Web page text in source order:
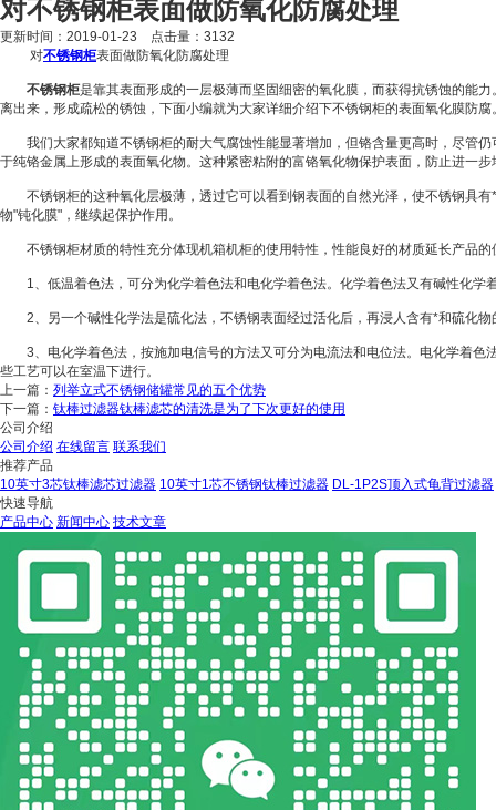
对不锈钢柜表面做防氧化防腐处理
更新时间：2019-01-23 点击量： 3132
对不锈钢柜表面做防氧化防腐处理
不锈钢柜是靠其表面形成的一层极薄而坚固细密的氧化膜，而获得抗锈蚀的能
离出来，形成疏松的锈蚀，下面小编就为大家详细介绍下不锈钢柜的表面氧化膜防腐
我们大家都知道不锈钢柜的耐大气腐蚀性能显著增加，但铬含量更高时，尽管仍
于纯铬金属上形成的表面氧化物。这种紧密粘附的富铬氧化物保护表面，防止进一步
不锈钢柜的这种氧化层极薄，透过它可以看到钢表面的自然光泽，使不锈钢具有
物"钝化膜"，继续起保护作用。
不锈钢柜材质的特性充分体现机箱机柜的使用特性，性能良好的材质延长产品的
1、低温着色法，可分为化学着色法和电化学着色法。化学着色法又有碱性化学
2、另一个碱性化学法是硫化法，不锈钢表面经过活化后，再浸人含有*和硫化物
3、电化学着色法，按施加电信号的方法又可分为电流法和电位法。电化学着色
些工艺可以在室温下进行。
上一篇： 列举立式不锈钢储罐常见的五个优势
下一篇： 钛棒过滤器钛棒滤芯的清洗是为了下次更好的使用
公司介绍
公司介绍 在线留言 联系我们
推荐产品
10英寸3芯钛棒滤芯过滤器 10英寸1芯不锈钢钛棒过滤器 DL-1P2S顶入式龟背过滤器
快速导航
产品中心 新闻中心 技术文章